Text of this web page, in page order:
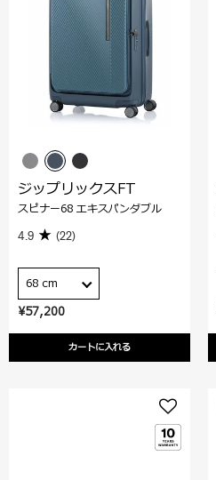
¥57,200
カートに入れる
ジップリックスFT
スピナー68 エキスパンダブル
4.9 (22)
68 cm